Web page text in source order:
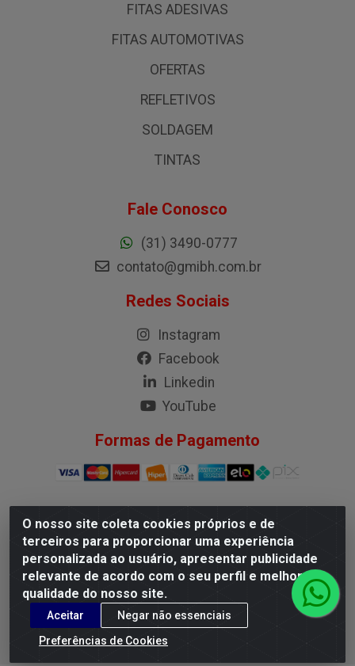
O nosso site coleta cookies próprios e de
terceiros para proporcionar uma experiência
personalizada ao usuário, apresentar publicidade
relevante de acordo com o seu perfil e melhorar a
qualidade do nosso site.
Aceitar
Negar não essenciais
Preferências de Cookies
FITAS ADESIVAS
FITAS AUTOMOTIVAS
OFERTAS
REFLETIVOS
SOLDAGEM
TINTAS
Fale Conosco
(31) 3490-0777
contato@gmibh.com.br
Redes Sociais
Instagram
Facebook
Linkedin
YouTube
Formas de Pagamento
G.M.I. Distribuidora LTDA - Rua Conselheiro Pena, 50 - Santa
Branca, Belo Horizonte/MG - CEP 31.710-150 - CNPJ
04.098.359/0001-02